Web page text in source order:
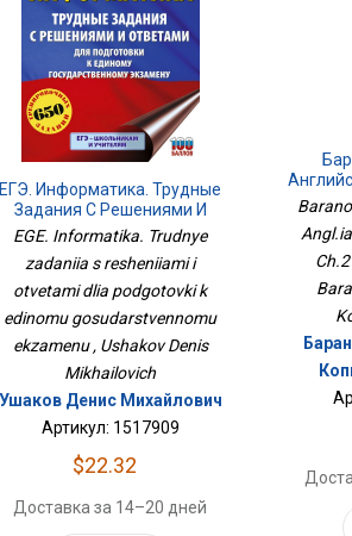
ЕГЭ. Информатика. Трудные
Задания С Решениями И
Ответами Для Подготовки К
Единому Государственному
Экзамену
EGE. Informatika. Trudnye
zadaniia s resheniiami i
otvetami dlia podgotovki k
edinomu gosudarstvennomu
ekzamenu , Ushakov Denis
Mikhailovich
Ушаков Денис Михайлович
Артикул: 1517909
$22.32
Доставка за 14–20 дней
2-Х